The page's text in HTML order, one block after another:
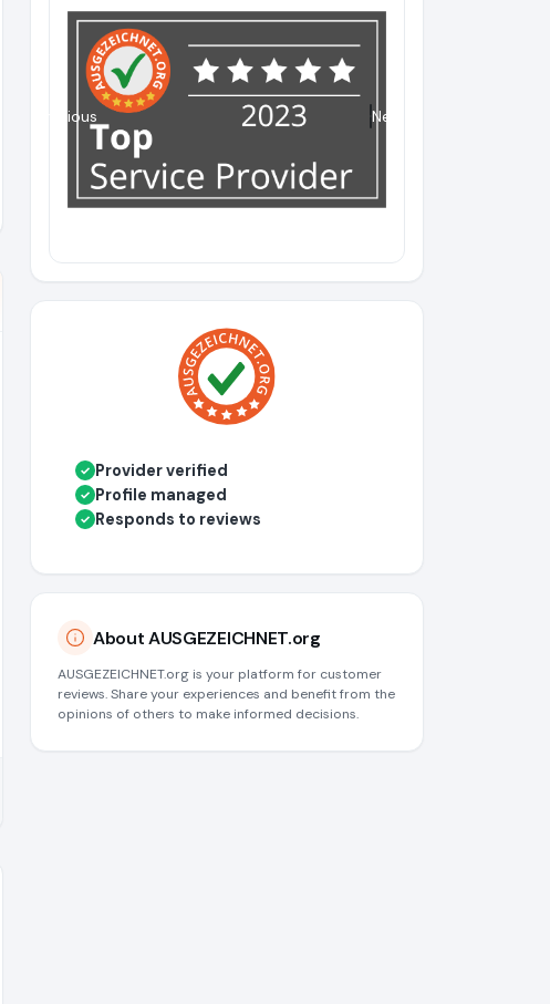
Previous Next
✓ Provider verified
✓ Profile managed
✓ Responds to reviews
About AUSGEZEICHNET.org
AUSGEZEICHNET.org is your platform for customer
reviews. Share your experiences and benefit from the
opinions of others to make informed decisions.